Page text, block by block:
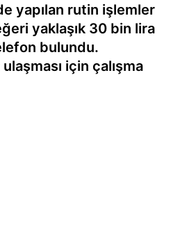
yapılan rutin işlemler
yaklaşık 30 bin lira
bulundu.
için çalışma